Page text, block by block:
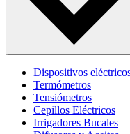
Dispositivos
Termómetros
Tensiómetros
Cepillos Eléctricos
Irrigadores Bucales